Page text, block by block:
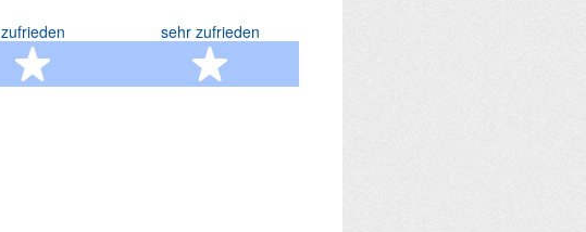
zufrieden
4 Sterne
sehr zufrieden
5 Sterne